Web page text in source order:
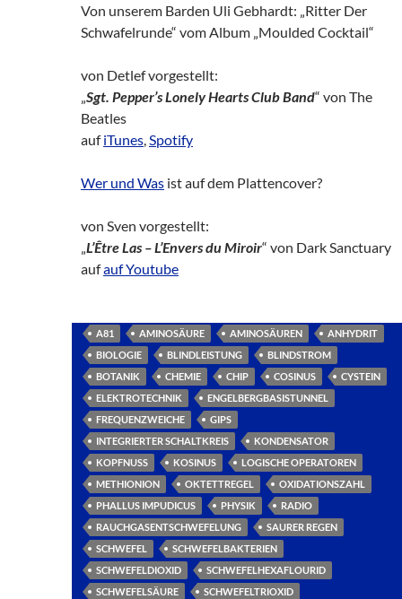
Von unserem Barden Uli Gebhardt: „Ritter Der
Schwafelrunde“ vom Album „Moulded Cocktail“
von Detlef vorgestellt:
„Sgt. Pepper’s Lonely Hearts Club Band“ von The
Beatles
aufiTunes,Spotify
Wer und Was ist auf dem Plattencover?
von Sven vorgestellt:
„L’Être Las – L’Envers du Miroir“ von Dark Sanctuary
aufauf Youtube
A81 AMINOSÄURE AMINOSÄUREN
ANHYDRIT
BIOLOGIE
BLINDLEISTUNG
BLINDSTROM
BOTANIK
CHEMIE CHIP COSINUS
CYSTEIN
ELEKTROTECHNIK
ENGELBERGBASISTUNNEL
FREQUENZWEICHE
GIPS
INTEGRIERTER SCHALTKREIS
KONDENSATOR
KOPFNUSS
KOSINUS
LOGISCHE OPERATOREN
METHIONION
OKTETTREGEL
OXIDATIONSZAHL
PHALLUS IMPUDICUS
PHYSIK
RADIO
RAUCHGASENTSCHWEFELUNG
SAURER REGEN
SCHWEFEL
SCHWEFELBAKTERIEN
SCHWEFELDIOXID
SCHWEFELHEXAFLOURID
SCHWEFELSÄURE
SCHWEFELTRIOXID